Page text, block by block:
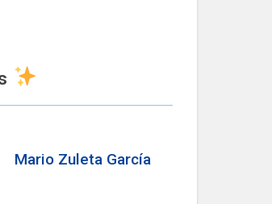
Mario Zuleta García